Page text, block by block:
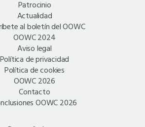
Patrocinio
Actualidad
al boletín del OOWC
OOWC 2024
Aviso legal
Política de privacidad
Política de cookies
OOWC 2026
Contacto
OOWC 2026